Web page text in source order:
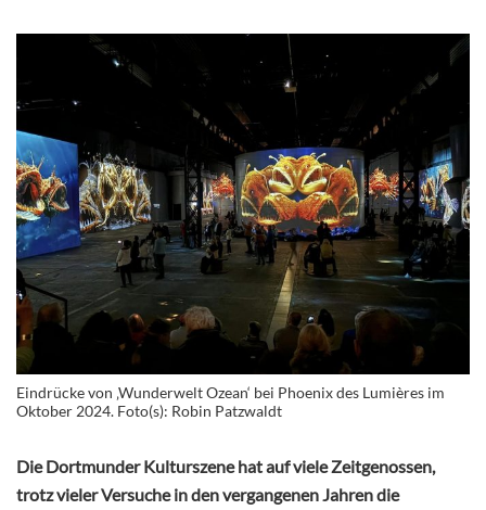
Eindrücke von ‚Wunderwelt Ozean‘ bei Phoenix des Lumières im
Oktober 2024. Foto(s): Robin Patzwaldt
Die Dortmunder Kulturszene hat auf viele Zeitgenossen,
trotz vieler Versuche in den vergangenen Jahren die